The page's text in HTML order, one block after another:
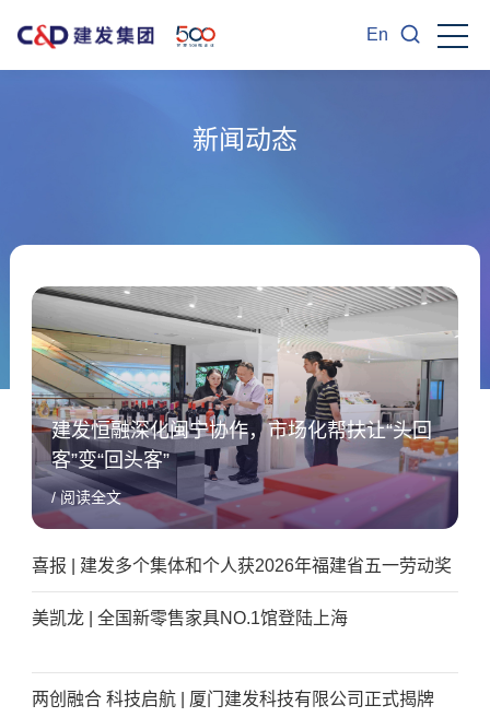
En
新闻动态
建发恒融深化闽宁协作，市场化帮扶让“头回
客”变“回头客”
/ 阅读全文
喜报 | 建发多个集体和个人获2026年福建省五一劳动奖
美凯龙 | 全国新零售家具NO.1馆登陆上海
两创融合 科技启航 | 厦门建发科技有限公司正式揭牌